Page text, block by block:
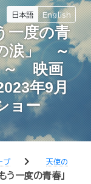
日本語 English
一度の青
涙」 ～
～ 映画
年9月
ョー
プ chevron_right
天使の
もう一度の青春」